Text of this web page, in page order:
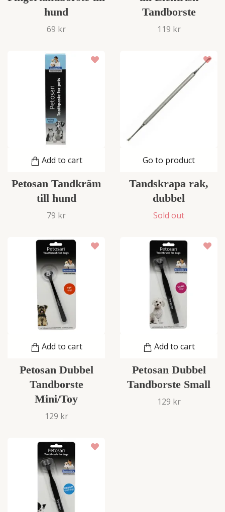
hund
69 kr
Tandborste
119 kr
Add to cart
Petosan Tandkräm
till hund
79 kr
Go to product
Tandskrapa rak,
dubbel
Sold out
Add to cart
Petosan Dubbel
Tandborste
Mini/Toy
129 kr
Add to cart
Petosan Dubbel
Tandborste Small
129 kr